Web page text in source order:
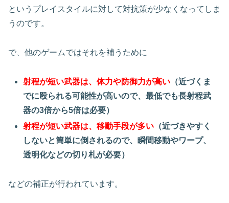
というプレイスタイルに対して対抗策が少なくなってしま
うのです。
で、他のゲームではそれを補うために
射程が短い武器は、体力や防御力が高い （近づくま
でに殴られる可能性が高いので、最低でも長射程武
器の3倍から5倍は必要）
射程が短い武器は、移動手段が多い （近づきやすく
しないと簡単に倒されるので、瞬間移動やワープ、
透明化などの切り札が必要）
などの補正が行われています。